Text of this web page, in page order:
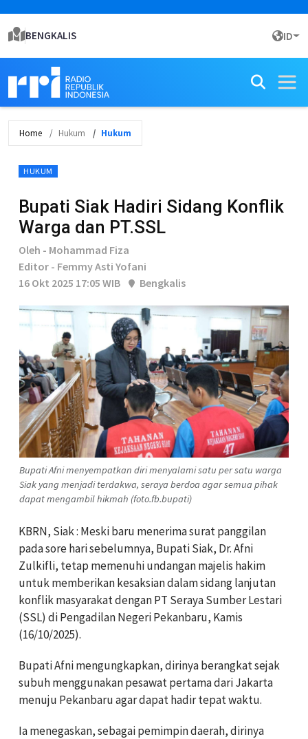
BENGKALIS ID
Home Hukum Hukum
HUKUM
Bupati Siak Hadiri Sidang Konflik
Warga dan PT.SSL
Oleh - Mohammad Fiza
Editor - Femmy Asti Yofani
16 Okt 2025 17:05 WIB
Bengkalis
Bupati Afni menyempatkan diri menyalami satu per satu warga
Siak yang menjadi terdakwa, seraya berdoa agar semua pihak
dapat mengambil hikmah (foto.fb.bupati)
KBRN, Siak : Meski baru menerima surat panggilan
pada sore hari sebelumnya, Bupati Siak, Dr. Afni
Zulkifli, tetap memenuhi undangan majelis hakim
untuk memberikan kesaksian dalam sidang lanjutan
konflik masyarakat dengan PT Seraya Sumber Lestari
(SSL) di Pengadilan Negeri Pekanbaru, Kamis
(16/10/2025).
Bupati Afni mengungkapkan, dirinya berangkat sejak
subuh menggunakan pesawat pertama dari Jakarta
menuju Pekanbaru agar dapat hadir tepat waktu.
Ia menegaskan, sebagai pemimpin daerah, dirinya